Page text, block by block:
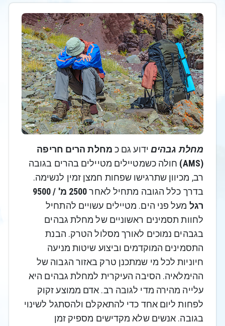
מחלת גבהים ידוע גם כ מחלת הרים חריפה
(AMS)
חולה כשמטיילים מטיילים בהרים בגובה
רב, מכיוון שתרגישו שפחות חמצן זמין לנשימה.
בדרך כלל הגובה מתחיל לאחר
2500 מ' / 9500
רגל מעל פני הים. מטיילים עשויים להתחיל
לחוות תסמינים ראשוניים של מחלת גבהים
בגבהים נמוכים לאורך מסלול הטרק. הבנת
התסמינים המוקדמים וביצוע שיטות מניעה
חיוניות לכל מי שמתכנן טרק באזור הגבוה של
ההימלאיה. הסיבה העיקרית למחלת גבהים היא
עלייה מהירה מדי לגובה רב. אדם ממוצע זקוק
לפחות ליום אחד כדי להתאקלם ולהסתגל לשינוי
בגובה. אנשים שלא מקדישים מספיק זמן